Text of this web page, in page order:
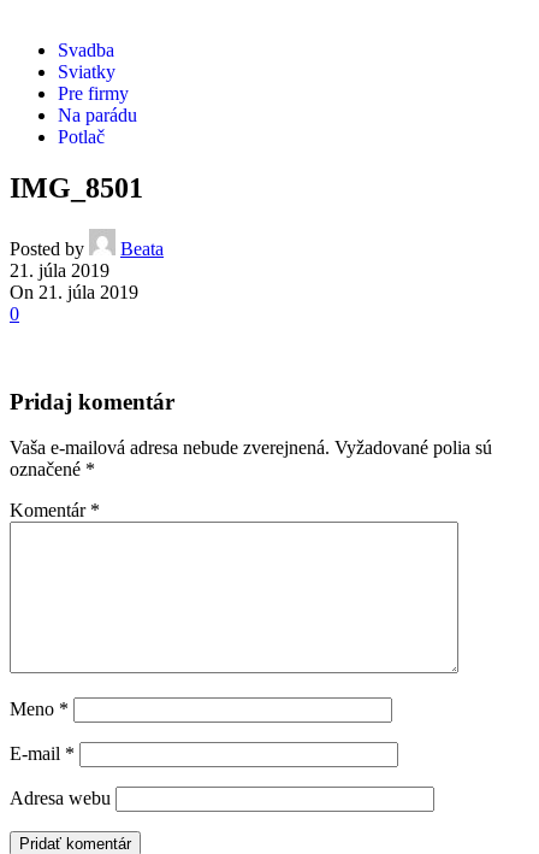
Svadba
Sviatky
Pre firmy
Na parádu
Potlač
IMG_8501
Posted by
Beata
21. júla 2019
On 21. júla 2019
0
Pridaj komentár
Vaša e-mailová adresa nebude zverejnená. Vyžadované polia sú
označené *
Komentár *
Meno *
E-mail *
Adresa webu